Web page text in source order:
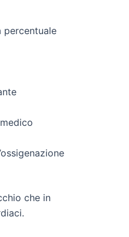
che in